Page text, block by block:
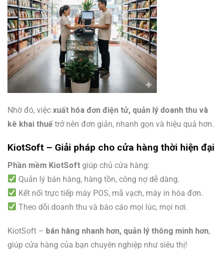
Nhờ đó, việc xuất hóa đơn điện tử, quản lý doanh thu và
kê khai thuế trở nên đơn giản, nhanh gọn và hiệu quả hơn.
KiotSoft – Giải pháp cho cửa hàng thời hiện đại
Phần mềm KiotSoft giúp chủ cửa hàng:
Quản lý bán hàng, hàng tồn, công nợ dễ dàng.
Kết nối trực tiếp máy POS, mã vạch, máy in hóa đơn.
Theo dõi doanh thu và báo cáo mọi lúc, mọi nơi.
KiotSoft – bán hàng nhanh hơn, quản lý thông minh hơn,
giúp cửa hàng của bạn chuyên nghiệp như siêu thị!